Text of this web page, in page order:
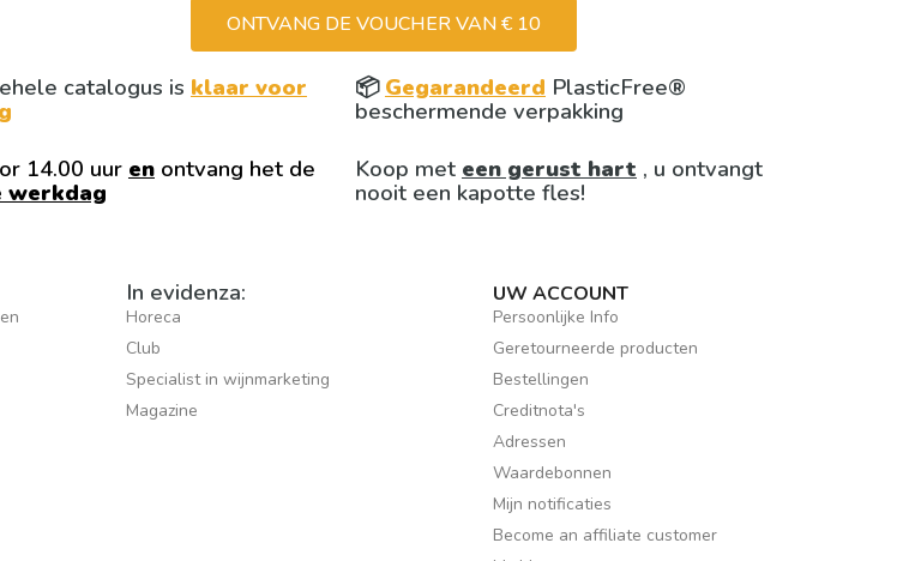
ONTVANG DE VOUCHER VAN € 10
catalogus is klaar voor
14.00 uur en ontvang het de
werkdag
📦 Gegarandeerd PlasticFree®
beschermende verpakking
Koop met een gerust hart , u ontvangt
nooit een kapotte fles!
In evidenza:
Horeca
Club
Specialist in wijnmarketing
Magazine
UW ACCOUNT
Persoonlijke Info
Geretourneerde producten
Bestellingen
Creditnota's
Adressen
Waardebonnen
Mijn notificaties
Become an affiliate customer